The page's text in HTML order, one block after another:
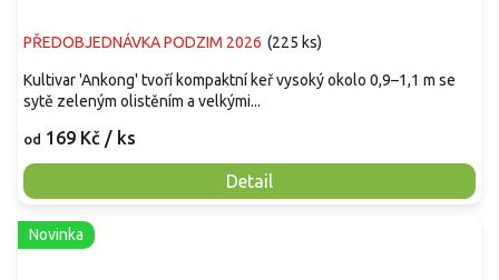
PŘEDOBJEDNÁVKA PODZIM 2026 (225 ks)
od 169 Kč / ks
Detail
Kultivar 'Ankong' tvoří kompaktní keř vysoký okolo 0,9–1,1 m se
sytě zeleným olistěním a velkými...
Novinka